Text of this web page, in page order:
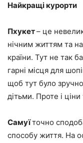
Найкращі курорти
Пхукет– це
нічним життям та
країни. Тут не так
гарні місця для
щоб тут було
дітьми. Проте і
Самуїточно
способу життя. На